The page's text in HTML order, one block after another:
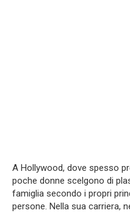
A Hollywood, dove spesso
poche donne scelgono di
famiglia secondo i propri
persone. Nella sua carriera,